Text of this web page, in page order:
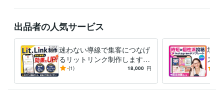
出品者の人気サービス
迷わない導線で集客につなげ
るリットリンク制作します
ただのリンク集で終わらせ
す！
-(1) 18,000 円
埋も
スタ
★デ
能！